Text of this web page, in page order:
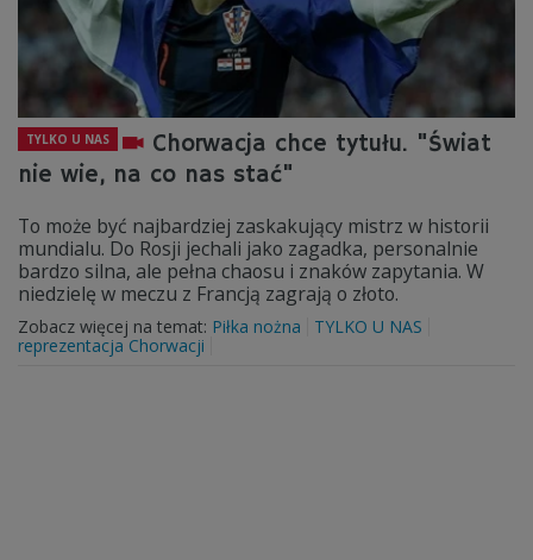
TYLKO U NAS
Chorwacja chce tytułu. "Świat
nie wie, na co nas stać"
To może być najbardziej zaskakujący mistrz w historii
mundialu. Do Rosji jechali jako zagadka, personalnie
bardzo silna, ale pełna chaosu i znaków zapytania. W
niedzielę w meczu z Francją zagrają o złoto.
Zobacz więcej na temat: Piłka nożna
TYLKO U NAS
reprezentacja Chorwacji